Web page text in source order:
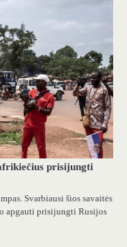
prisijungti
Svarbiausi šios savaitės
apgauti prisijungti Rusijos